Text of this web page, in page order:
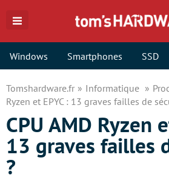
Windows Smartphones SSD
Tomshardware.fr Informatique
Ryzen et EPYC : 13 graves failles de
CPU AMD Ryzen
13 graves failles
?